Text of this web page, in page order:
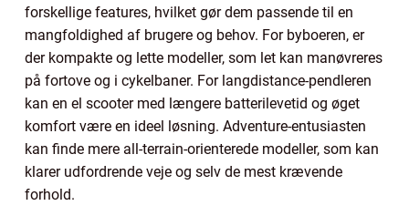
forskellige features, hvilket gør dem passende til en
mangfoldighed af brugere og behov. For byboeren, er
der kompakte og lette modeller, som let kan manøvreres
på fortove og i cykelbaner. For langdistance-pendleren
kan en el scooter med længere batterilevetid og øget
komfort være en ideel løsning. Adventure-entusiasten
kan finde mere all-terrain-orienterede modeller, som kan
klarer udfordrende veje og selv de mest krævende
forhold.